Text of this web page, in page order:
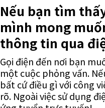
Nếu bạn tìm
mình mong
thông tin qua
Gọi điện đến nơi bạn
một cuộc phỏng vấn.
bất cứ điều gì với công
rõ. Ngoài việc sử dụng